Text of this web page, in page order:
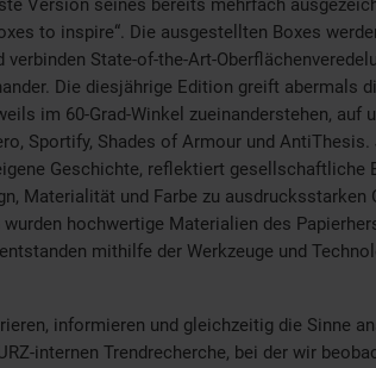
Version seines bereits mehrfach
to inspire“. Die ausgestellten Boxes
State-of-the-Art-
Die diesjährige Edition greift abermals
im 60-Grad-Winkel zueinanderstehen, auf
Sportify, Shades of Armour und AntiThesis.
Geschichte, reflektiert gesellschaftliche
Materialität und Farbe zu ausdrucksstarken
hochwertige Materialien des
mithilfe der Werkzeuge und
informieren und gleichzeitig die Sinne
internen Trendrecherche, bei der wir